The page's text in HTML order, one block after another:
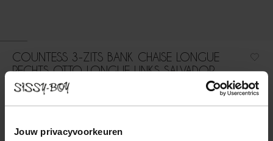
Jouw privacyvoorkeuren
COUNTESS 3-ZITS BANK CHAISE LONGUE
RECHTS OTTO LONGUE LINKS SALVADOR
DARK PINK
3-zits bank chaise longue rechts otto longue links uit de